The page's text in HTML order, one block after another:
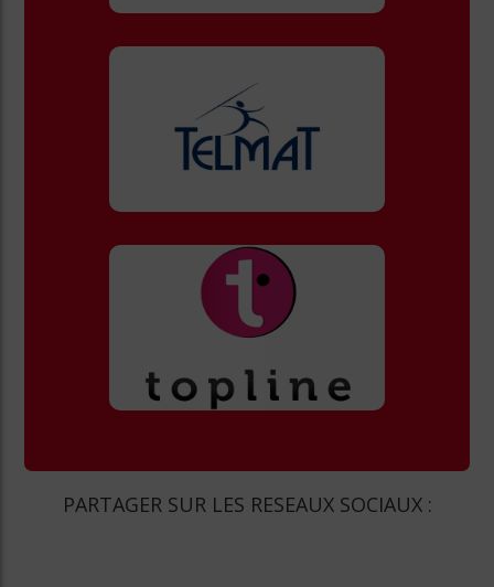
PARTAGER SUR LES RESEAUX SOCIAUX :